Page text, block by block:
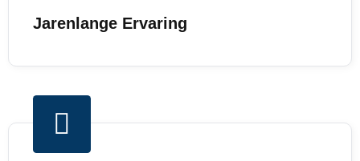
Jarenlange Ervaring